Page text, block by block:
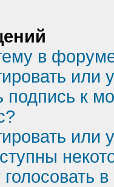
в
или
подпись к
или